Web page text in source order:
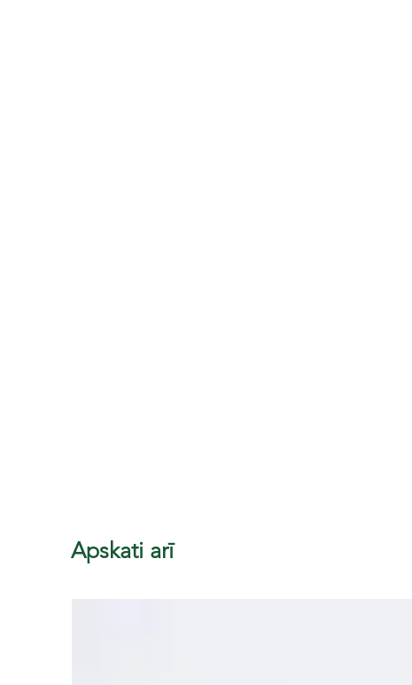
Apskati arī